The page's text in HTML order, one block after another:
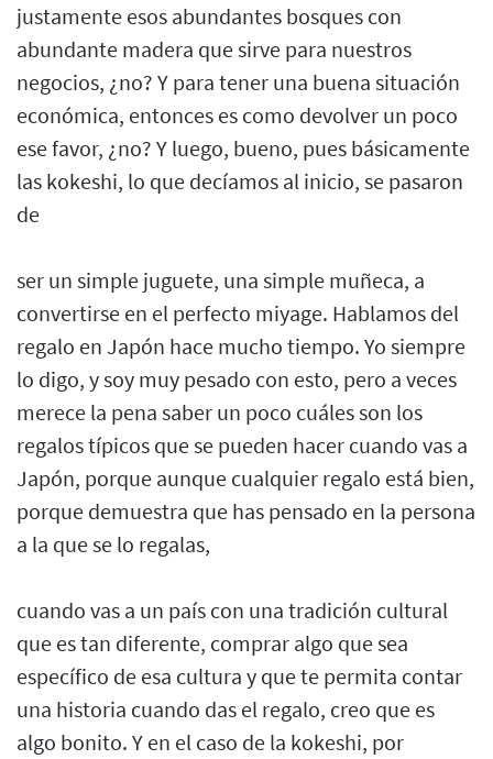
justamente esos abundantes bosques con
abundante madera que sirve para nuestros
negocios, ¿no? Y para tener una buena situación
económica, entonces es como devolver un poco
ese favor, ¿no? Y luego, bueno, pues básicamente
las kokeshi, lo que decíamos al inicio, se pasaron
de
ser un simple juguete, una simple muñeca, a
convertirse en el perfecto miyage. Hablamos del
regalo en Japón hace mucho tiempo. Yo siempre
lo digo, y soy muy pesado con esto, pero a veces
merece la pena saber un poco cuáles son los
regalos típicos que se pueden hacer cuando vas a
Japón, porque aunque cualquier regalo está bien,
porque demuestra que has pensado en la persona
a la que se lo regalas,
cuando vas a un país con una tradición cultural
que es tan diferente, comprar algo que sea
específico de esa cultura y que te permita contar
una historia cuando das el regalo, creo que es
algo bonito. Y en el caso de la kokeshi, por